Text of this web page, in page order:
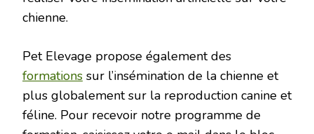
chienne.
Pet Elevage propose également des
formations sur l’insémination de la chienne et
plus globalement sur la reproduction canine et
féline. Pour recevoir notre programme de